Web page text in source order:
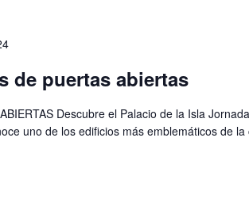
de puertas abiertas
Descubre el Palacio de la Isla
uno de los edificios más emblemáticos de la